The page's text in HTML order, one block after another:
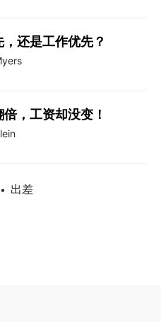
还是工作优先？
，工资却没变！
• 出差